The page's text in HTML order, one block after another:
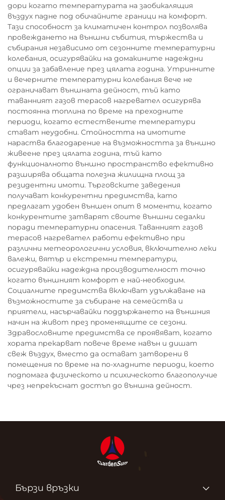
дори когато температурата на заобикалящия
въздух падне под обичайните граници на комфорт.
Тази способност за климатичен контрол позволява
провеждането на външни събития, тържества и
събирания независимо от сезонните температурни
колебания, осигурявайки на домакините надеждни
опции за забавление през цялата година. Утринните
и вечерните температурни колебания вече не
ограничават външната дейност, тъй като
таванният газов терасов нагревател осигурява
постоянна топлина по време на преходните
периоди, когато естествените температури
стават неудобни. Стойността на имотите
нараства благодарение на възможността за външно
живеене през цялата година, тъй като
функционалното външно пространство ефективно
разширява общата полезна жилищна площ за
резидентни имоти. Търговските заведения
получават конкурентни предимства, като
предлагат удобен външен опит в моменти, когато
конкурентите затварят своите външни седалки
поради температурни опасения. Таванният газов
терасов нагревател работи ефективно при
различни метеорологични условия, включително леки
валежи, вятър и екстремни температури,
осигурявайки надеждна производителност точно
когато външният комфорт е най-необходим.
Социалните предимства включват удължаване на
възможностите за събиране на семейства и
приятели, насърчавайки поддържането на външния
начин на живот през променящите се сезони.
Здравословните предимства се проявяват, когато
хората прекарват повече време навън и дишат
свеж въздух, вместо да остават затворени в
помещения по време на по-хладните периоди, което
подпомага физическото и психическото благополучие
чрез непрекъснат достъп до външна дейност.
Бързи връзки